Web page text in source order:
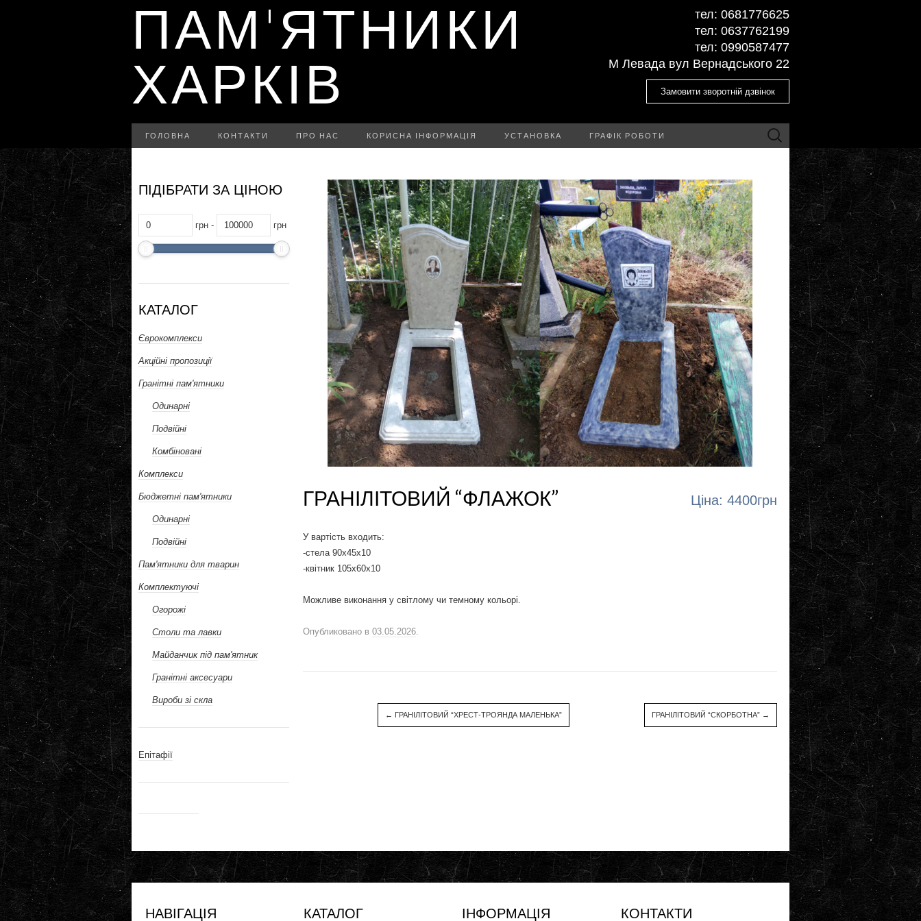
ПАМ'ЯТНИКИ
ХАРКІВ
тел: ‎0681776625
тел: ‎0637762199
тел: ‎‎0990587477
М Левада вул Вернадського 22
Замовити зворотній дзвінок
ГОЛОВНА КОНТАКТИ ПРО НАС КОРИСНА ІНФОРМАЦІЯ УСТАНОВКА ГРАФІК РОБОТИ Пошук:
ПІДІБРАТИ ЗА ЦІНОЮ
грн - грн
КАТАЛОГ
Єврокомплекси
Акційні пропозиції
Гранітні пам'ятники
Одинарні
Подвійні
Комбіновані
Комплекси
Бюджетні пам'ятники
Одинарні
Подвійні
Пам'ятники для тварин
Комплектуючі
Огорожі
Столи та лавки
Майданчик під пам'ятник
Гранітні аксесуари
Вироби зі скла
Епітафії
ГРАНІЛІТОВИЙ “ФЛАЖОК” Ціна: 4400грн
У вартість входить:
-стела 90х45х10
-квітник 105х60х10
Можливе виконання у світлому чи темному кольорі.
Опубликовано в 03.05.2026.
← ГРАНІЛІТОВИЙ “ХРЕСТ-ТРОЯНДА МАЛЕНЬКА” ГРАНІЛІТОВИЙ “СКОРБОТНА” →
НАВІГАЦІЯ КАТАЛОГ ІНФОРМАЦІЯ КОНТАКТИ